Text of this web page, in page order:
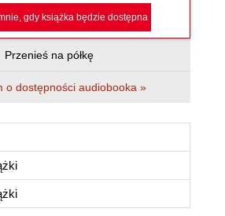
gdy książka będzie dostępna
Przenieś na półkę
o dostępności audiobooka »